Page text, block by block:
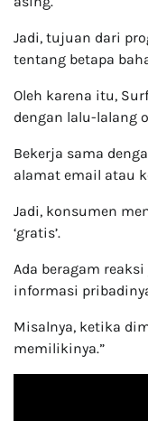
Jadi, tujuan dari
tentang betapa
Oleh karena itu,
dengan lalu-lalang
Bekerja sama
alamat email atau
Jadi, konsumen
‘gratis’.
Ada beragam
informasi
Misalnya, ketika
memilikinya.”